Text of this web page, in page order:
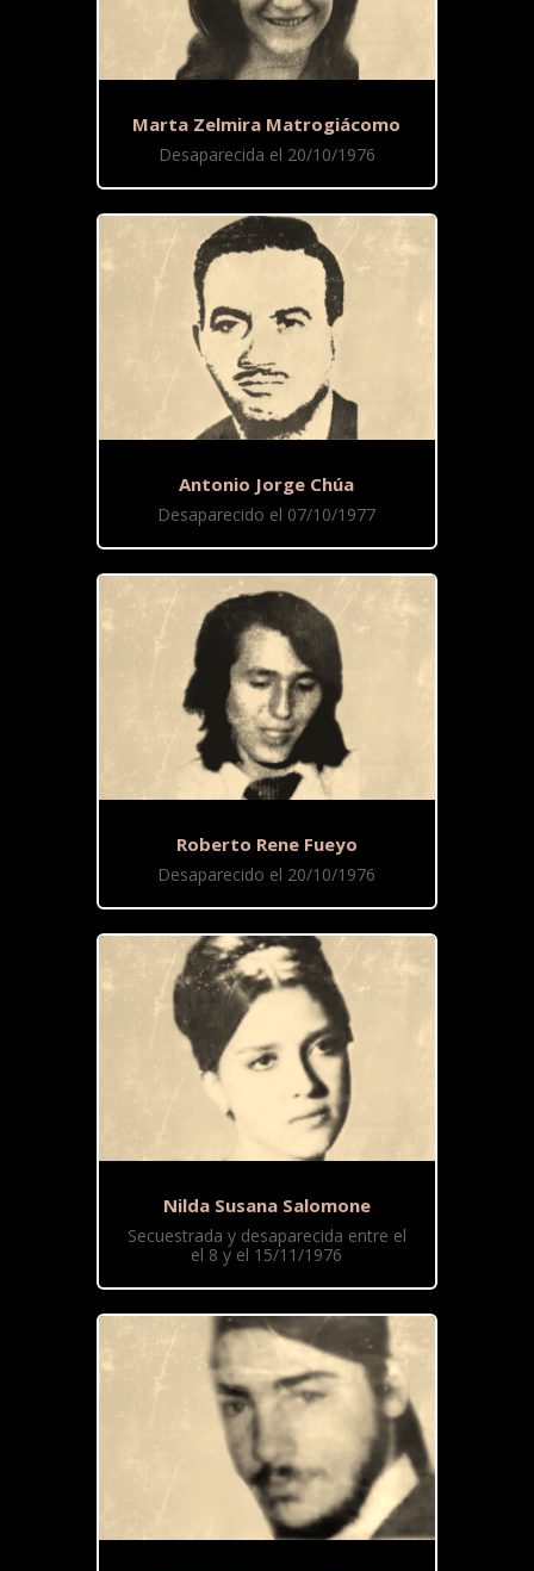
Marta Zelmira Matrogiácomo
Desaparecida el 20/10/1976
Antonio Jorge Chúa
Desaparecido el 07/10/1977
Roberto Rene Fueyo
Desaparecido el 20/10/1976
Nilda Susana Salomone
Secuestrada y desaparecida entre el
el 8 y el 15/11/1976